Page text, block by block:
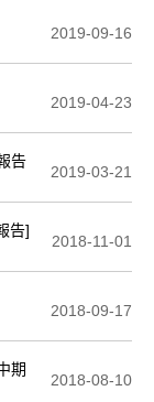
2019-09-16
2019-04-23
2019-03-21
告
2018-11-01
告]
2018-09-17
2018-08-10
期